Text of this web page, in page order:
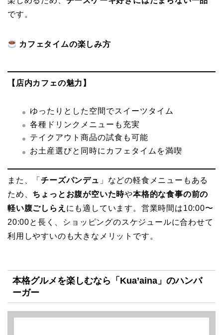
です。
カフェタイムの楽しみ方
【店内カフェの魅力】
ゆったりとした空間でスイーツタイム
各種ドリンクメニューも充実
テイクアウト商品の試食も可能
お土産選びと同時にカフェタイムを満喫
また、「チーズパンデュ 」などの軽食メニューもある
ため、 ちょっとお腹が空いた時や本格的な食事の前の
軽い腹ごしらえ にも適しています。営業時間は10:00〜
20:00と長く、ショッピングのスケジュールに合わせて
利用しやすいのも大きなメリットです。
本格グルメを楽しむなら「Kua’aina」のハンバ
ーガー